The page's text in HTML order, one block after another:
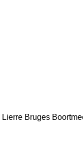
Lierre Bruges